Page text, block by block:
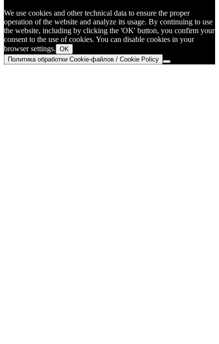
We use cookies and other technical data to ensure the proper
operation of the website and analyze its usage. By continuing to use
the website, including by clicking the 'OK' button, you confirm your
consent to the use of cookies. You can disable cookies in your
browser settings. OK
Политика обработки Cookie-файлов / Cookie Policy